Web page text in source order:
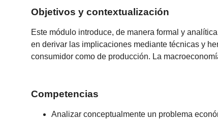
Objetivos y contextualización
Este módulo introduce, de manera formal y
en derivar las implicaciones mediante técnicas y
consumidor como de producción. La
Competencias
Analizar conceptualmente un problema